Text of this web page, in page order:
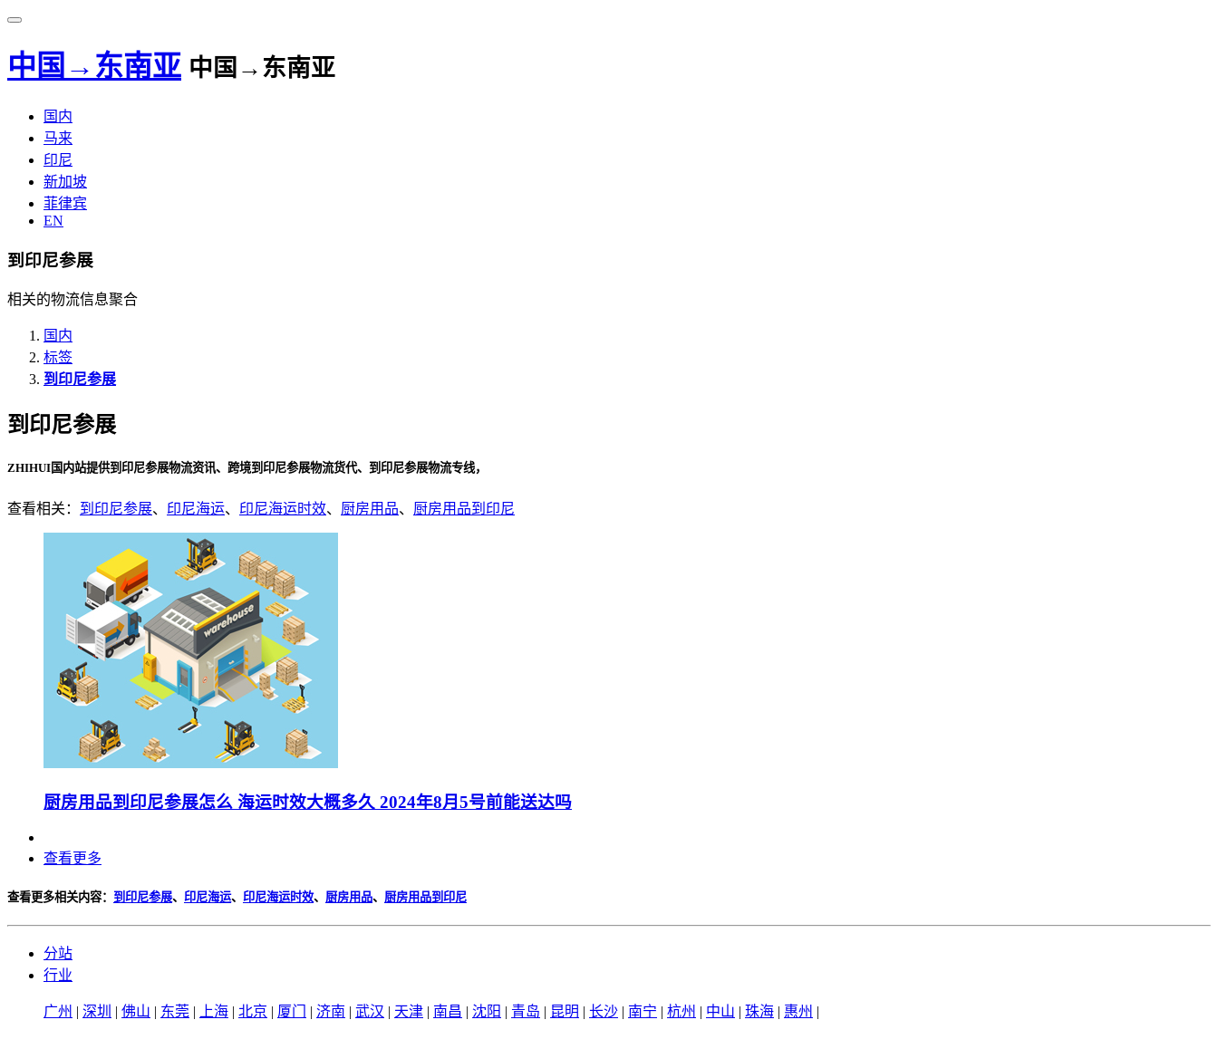
中国→东南亚 中国→东南亚
国内
马来
印尼
新加坡
菲律宾
EN
到印尼参展
相关的物流信息聚合
国内
标签
到印尼参展
到印尼参展
ZHIHUI国内站提供到印尼参展物流资讯、跨境到印尼参展物流货代、到印尼参展物流专线，
查看相关： 到印尼参展、 印尼海运、 印尼海运时效、 厨房用品、 厨房用品到印尼
厨房用品到印尼参展怎么 海运时效大概多久 2024年8月5号前能送达吗
查看更多
查看更多相关内容： 到印尼参展、 印尼海运、 印尼海运时效、 厨房用品、 厨房用品到印尼
分站
行业
广州 | 深圳 | 佛山 | 东莞 | 上海 | 北京 | 厦门 | 济南 | 武汉 | 天津 | 南昌 | 沈阳 | 青岛 | 昆明 | 长沙 | 南宁 | 杭州 | 中山 | 珠海 | 惠州 |